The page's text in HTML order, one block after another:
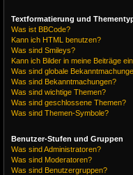
Textformatierung und
Was ist BBCode?
Kann ich HTML benutzen?
Was sind Smileys?
Kann ich Bilder in meine Beiträge
Was sind globale
Was sind Bekanntmachungen?
Was sind wichtige Themen?
Was sind geschlossene Themen?
Was sind Themen-Symbole?
Benutzer-Stufen und Gruppen
Was sind Administratoren?
Was sind Moderatoren?
Was sind Benutzergruppen?